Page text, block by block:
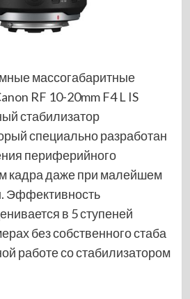
массогабаритные
RF 10-20mm F4 L IS
стабилизатор
специально разработан
периферийного
кадра даже при малейшем
Эффективность
в 5 ступеней
без собственного стаба
работе со стабилизатором